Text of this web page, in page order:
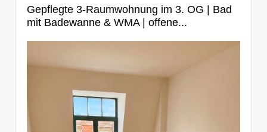
Gepflegte 3-Raumwohnung im 3. OG | Bad
mit Badewanne & WMA | offene...